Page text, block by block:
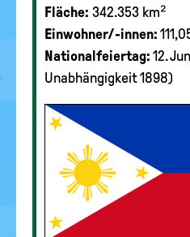
Fläche: 342.353 km²
Einwohner/-innen:
Nationalfeiertag: 12.
Unabhängigkeit 1898)